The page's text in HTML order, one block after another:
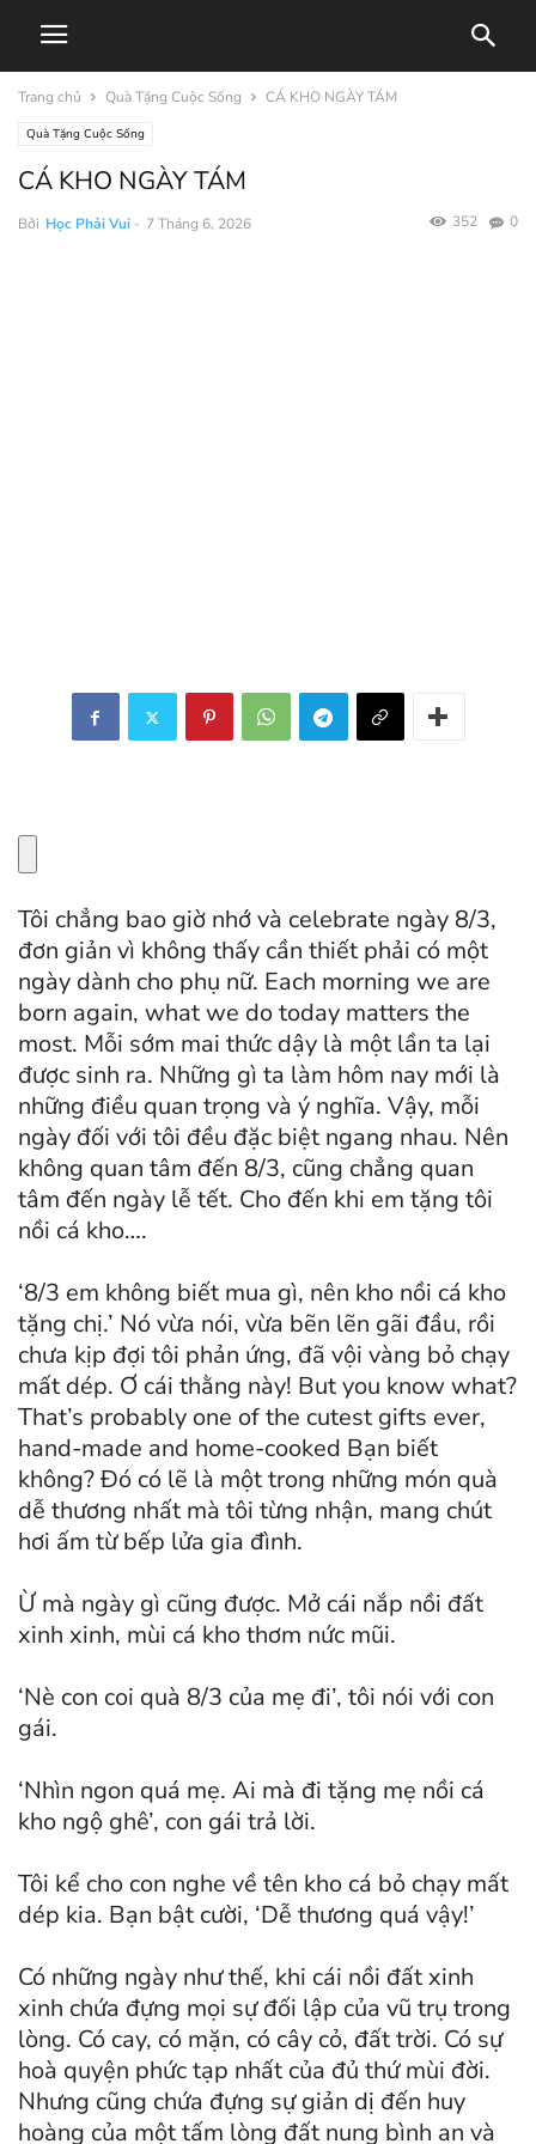
Trang chủ Quà Tặng Cuộc Sống CÁ KHO NGÀY TÁM
Quà Tặng Cuộc Sống
CÁ KHO NGÀY TÁM
Bởi Học Phải Vui - 7 Tháng 6, 2026 0
352
Tôi chẳng bao giờ nhớ và celebrate ngày 8/3,
đơn giản vì không thấy cần thiết phải có một
ngày dành cho phụ nữ. Each morning we are
born again, what we do today matters the
most. Mỗi sớm mai thức dậy là một lần ta lại
được sinh ra. Những gì ta làm hôm nay mới là
những điều quan trọng và ý nghĩa. Vậy, mỗi
ngày đối với tôi đều đặc biệt ngang nhau. Nên
không quan tâm đến 8/3, cũng chẳng quan
tâm đến ngày lễ tết. Cho đến khi em tặng tôi
nồi cá kho….
‘8/3 em không biết mua gì, nên kho nồi cá kho
tặng chị.’ Nó vừa nói, vừa bẽn lẽn gãi đầu, rồi
chưa kịp đợi tôi phản ứng, đã vội vàng bỏ chạy
mất dép. Ơ cái thằng này! But you know what?
That’s probably one of the cutest gifts ever,
hand-made and home-cooked Bạn biết
không? Đó có lẽ là một trong những món quà
dễ thương nhất mà tôi từng nhận, mang chút
hơi ấm từ bếp lửa gia đình.
Ừ mà ngày gì cũng được. Mở cái nắp nồi đất
xinh xinh, mùi cá kho thơm nức mũi.
‘Nè con coi quà 8/3 của mẹ đi’, tôi nói với con
gái.
‘Nhìn ngon quá mẹ. Ai mà đi tặng mẹ nồi cá
kho ngộ ghê’, con gái trả lời.
Tôi kể cho con nghe về tên kho cá bỏ chạy mất
dép kia. Bạn bật cười, ‘Dễ thương quá vậy!’
Có những ngày như thế, khi cái nồi đất xinh
xinh chứa đựng mọi sự đối lập của vũ trụ trong
lòng. Có cay, có mặn, có cây cỏ, đất trời. Có sự
hoà quyện phức tạp nhất của đủ thứ mùi đời.
Nhưng cũng chứa đựng sự giản dị đến huy
hoàng của một tấm lòng đất nung bình an và